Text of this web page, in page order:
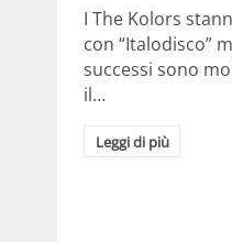
I The Kolors
con “Italodisco”
successi sono
il…
Leggi di più